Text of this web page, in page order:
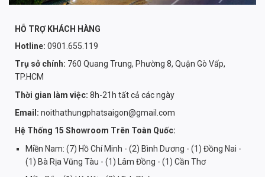
HỖ TRỢ KHÁCH HÀNG
Hotline: 0901.655.119
Trụ sở chính: 760 Quang Trung, Phường 8, Quận Gò Vấp,
TP.HCM
Thời gian làm việc: 8h-21h tất cả các ngày
Email: noithathungphatsaigon@gmail.com
Hệ Thống 15 Showroom Trên Toàn Quốc:
Miền Nam: (7) Hồ Chí Minh - (2) Bình Dương - (1) Đồng Nai -
(1) Bà Rịa Vũng Tàu - (1) Lâm Đồng - (1) Cần Thơ